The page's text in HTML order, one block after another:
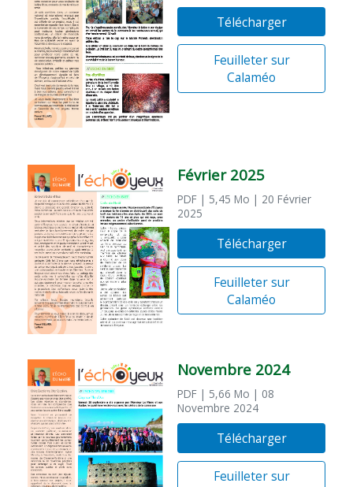
Télécharger
Feuilleter sur
Calaméo
Février 2025
PDF | 5,45 Mo | 20 Février
2025
Télécharger
Feuilleter sur
Calaméo
Novembre 2024
PDF | 5,66 Mo | 08
Novembre 2024
Télécharger
Feuilleter sur